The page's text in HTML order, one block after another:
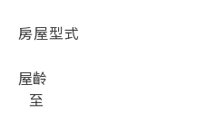
房屋型式
屋齡
至